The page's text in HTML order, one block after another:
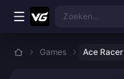
Ga direct naar de hoofdinhoud
Zoeken...
Games Ace Racer